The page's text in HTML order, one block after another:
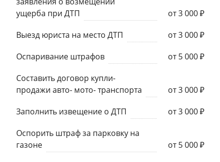
ущерба при ДТП
от 3 000 ₽
Выезд юриста на место ДТП
от 3 000 ₽
Оспаривание штрафов
от 5 000 ₽
Составить договор купли-
продажи авто- мото- транспорта
от 3 000 ₽
Заполнить извещение о ДТП
от 3 000 ₽
Оспорить штраф за парковку на
газоне
от 5 000 ₽